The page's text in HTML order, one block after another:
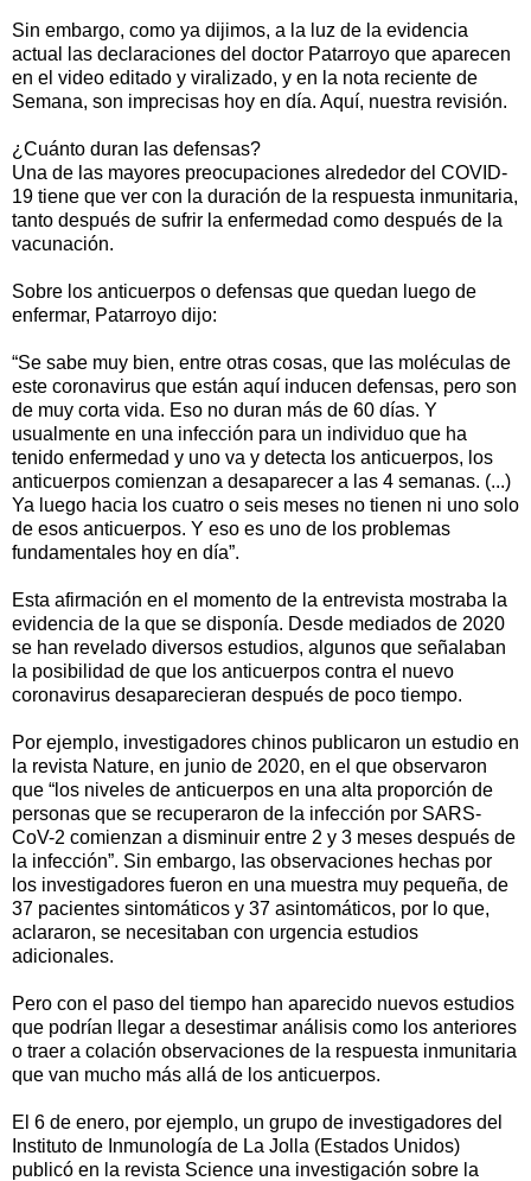
Sin embargo, como ya dijimos, a la luz de la evidencia
actual las declaraciones del doctor Patarroyo que aparecen
en el video editado y viralizado, y en la nota reciente de
Semana, son imprecisas hoy en día. Aquí, nuestra revisión.
¿Cuánto duran las defensas?
Una de las mayores preocupaciones alrededor del COVID-
19 tiene que ver con la duración de la respuesta inmunitaria,
tanto después de sufrir la enfermedad como después de la
vacunación.
Sobre los anticuerpos o defensas que quedan luego de
enfermar, Patarroyo dijo:
“Se sabe muy bien, entre otras cosas, que las moléculas de
este coronavirus que están aquí inducen defensas, pero son
de muy corta vida. Eso no duran más de 60 días. Y
usualmente en una infección para un individuo que ha
tenido enfermedad y uno va y detecta los anticuerpos, los
anticuerpos comienzan a desaparecer a las 4 semanas. (...)
Ya luego hacia los cuatro o seis meses no tienen ni uno solo
de esos anticuerpos. Y eso es uno de los problemas
fundamentales hoy en día”.
Esta afirmación en el momento de la entrevista mostraba la
evidencia de la que se disponía. Desde mediados de 2020
se han revelado diversos estudios, algunos que señalaban
la posibilidad de que los anticuerpos contra el nuevo
coronavirus desaparecieran después de poco tiempo.
Por ejemplo, investigadores chinos publicaron un estudio en
la revista Nature, en junio de 2020, en el que observaron
que “los niveles de anticuerpos en una alta proporción de
personas que se recuperaron de la infección por SARS-
CoV-2 comienzan a disminuir entre 2 y 3 meses después de
la infección”. Sin embargo, las observaciones hechas por
los investigadores fueron en una muestra muy pequeña, de
37 pacientes sintomáticos y 37 asintomáticos, por lo que,
aclararon, se necesitaban con urgencia estudios
adicionales.
Pero con el paso del tiempo han aparecido nuevos estudios
que podrían llegar a desestimar análisis como los anteriores
o traer a colación observaciones de la respuesta inmunitaria
que van mucho más allá de los anticuerpos.
El 6 de enero, por ejemplo, un grupo de investigadores del
Instituto de Inmunología de La Jolla (Estados Unidos)
publicó en la revista Science una investigación sobre la